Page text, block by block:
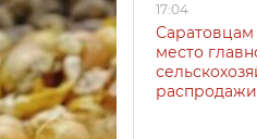
17:04
Саратовцам
место
распродажи